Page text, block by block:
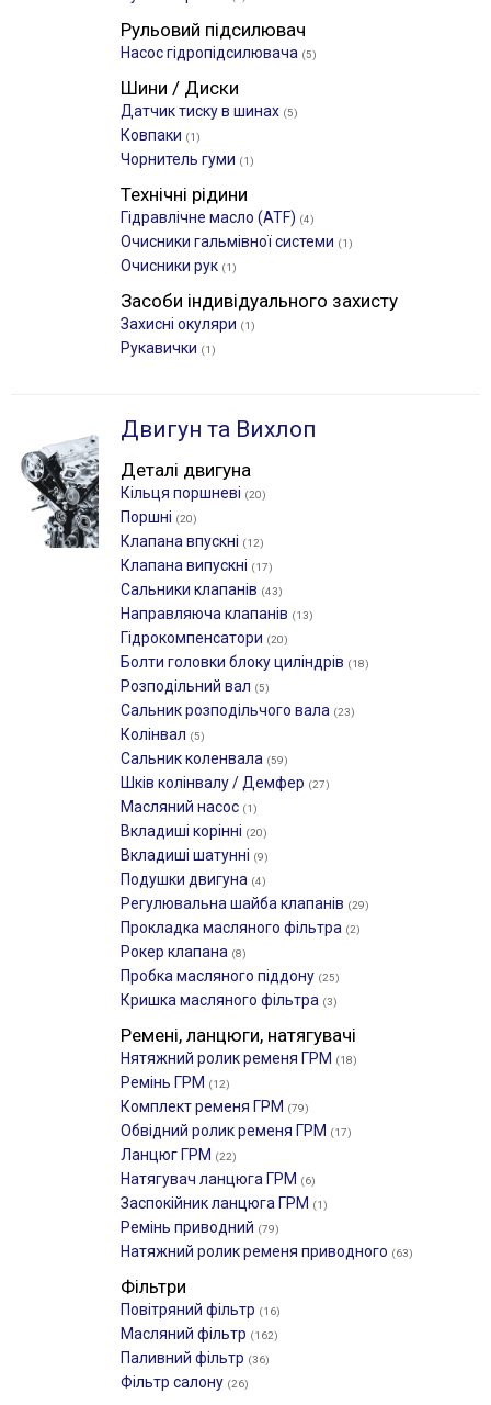
Рульовий підсилювач
Насос гідропідсилювача (5)
Шини / Диски
Датчик тиску в шинах (5)
Ковпаки (1)
Чорнитель гуми (1)
Технічні рідини
Гідравлічне масло (ATF) (4)
Очисники гальмівної системи (1)
Очисники рук (1)
Засоби індивідуального захисту
Захисні окуляри (1)
Рукавички (1)
Двигун та Вихлоп
Деталі двигуна
Кільця поршневі (20)
Поршні (20)
Клапана впускні (12)
Клапана випускні (17)
Сальники клапанів (43)
Направляюча клапанів (13)
Гідрокомпенсатори (20)
Болти головки блоку циліндрів (18)
Розподільний вал (5)
Сальник розподільчого вала (23)
Колінвал (5)
Сальник коленвала (59)
Шків колінвалу / Демфер (27)
Масляний насос (1)
Вкладиші корінні (20)
Вкладиші шатунні (9)
Подушки двигуна (4)
Регулювальна шайба клапанів (29)
Прокладка масляного фільтра (2)
Рокер клапана (8)
Пробка масляного піддону (25)
Кришка масляного фільтра (3)
Ремені, ланцюги, натягувачі
Нятяжний ролик ременя ГРМ (18)
Ремінь ГРМ (12)
Комплект ременя ГРМ (79)
Обвідний ролик ременя ГРМ (17)
Ланцюг ГРМ (22)
Натягувач ланцюга ГРМ (6)
Заспокійник ланцюга ГРМ (1)
Ремінь приводний (79)
Натяжний ролик ременя приводного (63)
Фільтри
Повітряний фільтр (16)
Масляний фільтр (162)
Паливний фільтр (36)
Фільтр салону (26)